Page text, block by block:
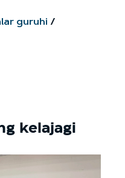
guruhi
kelajagi